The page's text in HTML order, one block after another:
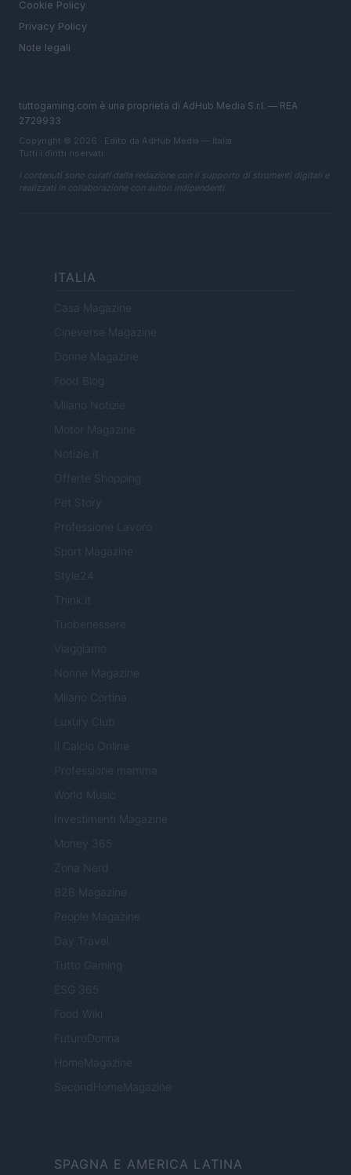
Cookie Policy
Privacy Policy
Note legali
tuttogaming.com è una proprietà di AdHub Media S.r.l. — REA
2729933
Copyright © 2026 · Edito da AdHub Media — Italia
Tutti i diritti riservati
I contenuti sono curati dalla redazione con il supporto di strumenti digitali e
realizzati in collaborazione con autori indipendenti.
ITALIA
Casa Magazine
Cineverse Magazine
Donne Magazine
Food Blog
Milano Notizie
Motor Magazine
Notizie.it
Offerte Shopping
Pet Story
Professione Lavoro
Sport Magazine
Style24
Tuobenessere
Viaggiamo
Nonne Magazine
Milano Cortina
Luxury Club
Il Calcio Online
Professione mamma
World Music
Investimenti Magazine
Money 365
Zona Nerd
B2B Magazine
People Magazine
Day Travel
Tutto Gaming
ESG 365
Food Wiki
FuturoDonna
HomeMagazine
SecondHomeMagazine
SPAGNA E AMERICA LATINA